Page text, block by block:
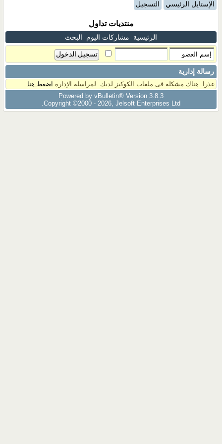
الإستايل الرئيسي التسجيل
منتديات تداول
الرئيسية مشاركات اليوم البحث
رسالة إدارية
عذرا. هناك مشكلة فى ملفات الكوكيز لديك. لمراسلة الإدارة اضغط هنا
Powered by vBulletin® Version 3.8.3
Copyright ©2000 - 2026, Jelsoft Enterprises Ltd.